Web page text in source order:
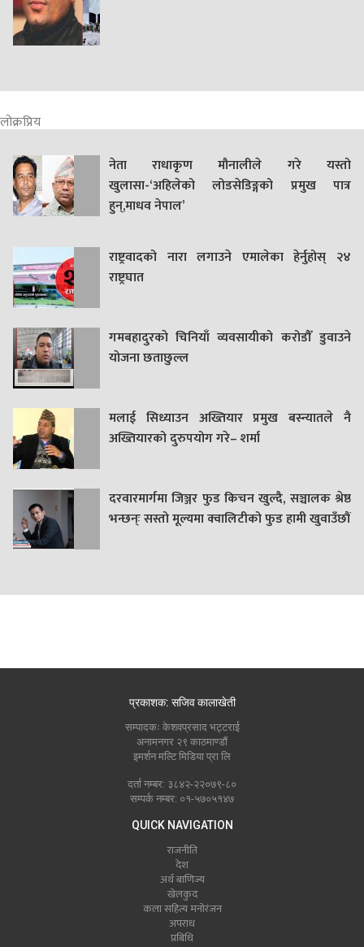
लोक्रप्रिय
नेता राधाकृण मौनालीले गरे यस्तो
खुलासा-‘अहिलेको लोडसेडिङ्गको प्रमुख पात्र
हुन्,माधव नेपाल’
राष्ट्रवादको नारा लगाउने एमालेका हेर्नुहोस् २४
राष्ट्रघात
गमबहादुरकाे चिनियाँ व्यवसायीको करोडौँ डुवाउने
याेजना छताछुल्ल
मलाई सिध्याउन अख्तियार प्रमुख बस्न्यातले नै
अख्तियारको दुरुपयोग गरे– शर्मा
दरवारमार्गमा जिञ्जर फुड किचन खुल्दै, सञ्चालक श्रेष्ठ
भन्छन्ः सस्तो मूल्यमा क्वालिटीको फुड हामी खुवाउँछौं
प्रकाशक: सजिव कालाखेती
सम्पादकः केशवप्रसाद भट्टराई
अनामनगर २९ काठमाण्डौं
इमर्शन मल्टि मिडिया प्रा लि
दर्ता नम्बर: ३८४२-२२०७९-८०
सम्पर्क नम्बर: ०१-५७०५१४७
QUICK NAVIGATION
राजनीति
देश
अर्थ बाणिज्य
खेलकुद
कला सहित्य मनोरंजन
अपराध
प्रबिधि